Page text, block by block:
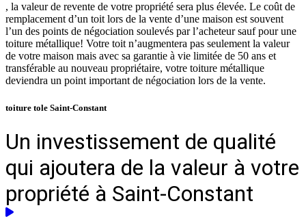
, la valeur de revente de votre propriété sera plus élevée. Le coût de
remplacement d’un toit lors de la vente d’une maison est souvent
l’un des points de négociation soulevés par l’acheteur sauf pour une
toiture métallique! Votre toit n’augmentera pas seulement la valeur
de votre maison mais avec sa garantie à vie limitée de 50 ans et
transférable au nouveau propriétaire, votre toiture métallique
deviendra un point important de négociation lors de la vente.
toiture tole Saint-Constant
Un investissement de qualité
qui ajoutera de la valeur à votre
propriété à Saint-Constant